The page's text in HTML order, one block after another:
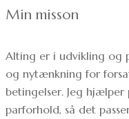
Min misson
Alting er i udvikling og
og nytænkning for
betingelser. Jeg
parforhold, så det